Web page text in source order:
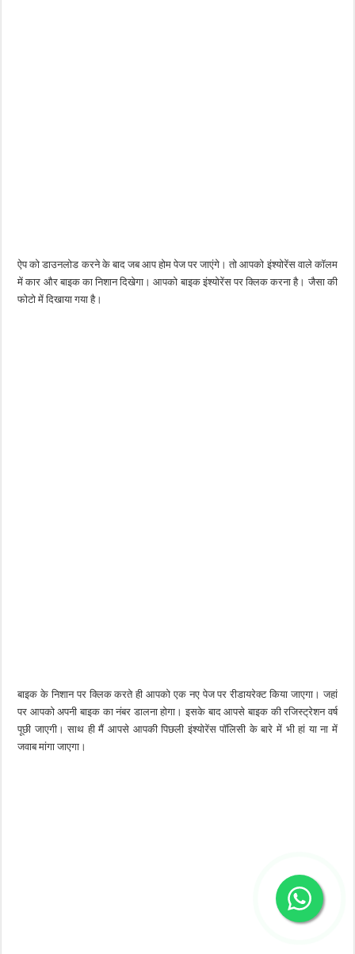
ऐप को डाउनलोड करने के बाद जब आप होम पेज पर जाएंगे। तो आपको इंश्योरेंस वाले कॉलम
में कार और बाइक का निशान दिखेगा। आपको बाइक इंश्योरेंस पर क्लिक करना है। जैसा की
फोटो में दिखाया गया है।
बाइक के निशान पर क्लिक करते ही आपको एक नए पेज पर रीडायरेक्ट किया जाएगा। जहां
पर आपको अपनी बाइक का नंबर डालना होगा। इसके बाद आपसे बाइक की रजिस्ट्रेशन वर्ष
पूछी जाएगी। साथ ही मैं आपसे आपकी पिछली इंश्योरेंस पॉलिसी के बारे में भी हां या ना में
जवाब मांगा जाएगा।